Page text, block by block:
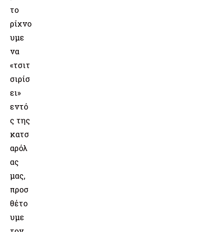
το
ρίχνο
υμε
να
«τσιτ
σιρίσ
ει»
εντό
ς της
κατσ
αρόλ
ας
μας,
προσ
θέτο
υμε